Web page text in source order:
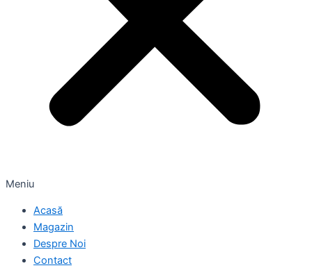
Meniu
Acasă
Magazin
Despre Noi
Contact